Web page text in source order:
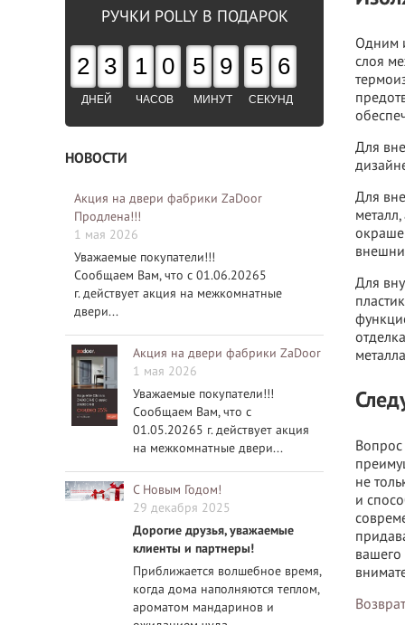
РУЧКИ POLLY В ПОДАРОК
2 3
ДНЕЙ
1 0
ЧАСОВ
5 9
МИНУТ
5 5
СЕКУНД
НОВОСТИ
Акция на двери фабрики ZaDoor
Продлена!!!
1 мая 2026
Уважаемые покупатели!!!
Сообщаем Вам, что с 01.06.20265
г. действует акция на межкомнатные
двери...
Акция на двери фабрики ZaDoor
1 мая 2026
Уважаемые покупатели!!!
Сообщаем Вам, что с
01.05.20265 г. действует акция
на межкомнатные двери...
С Новым Годом!
29 декабря 2025
Дорогие друзья, уважаемые
клиенты и партнеры!
Приближается волшебное время,
когда дома наполняются теплом,
ароматом мандаринов и
Одним
слоя
Для
Для
Для
Вопрос
не
и
вашего